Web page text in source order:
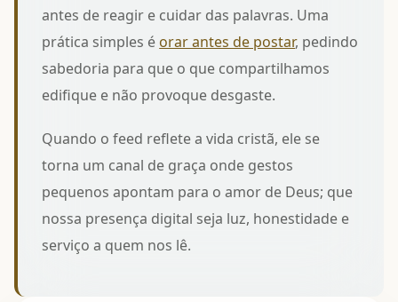
antes de reagir e cuidar das palavras. Uma
prática simples é orar antes de postar, pedindo
sabedoria para que o que compartilhamos
edifique e não provoque desgaste.
Quando o feed reflete a vida cristã, ele se
torna um canal de graça onde gestos
pequenos apontam para o amor de Deus; que
nossa presença digital seja luz, honestidade e
serviço a quem nos lê.